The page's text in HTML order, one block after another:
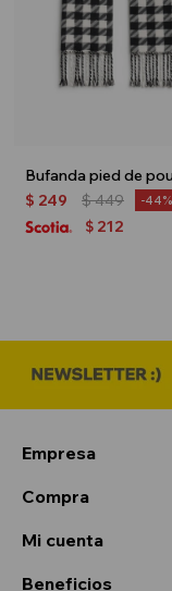
$ 249 $449 44
$ 212
Empresa
Compra
Mi cuenta
Beneficios